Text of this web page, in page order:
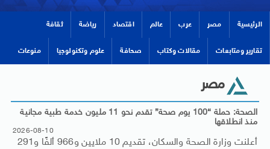
الرئيسية مصر عرب عالم اقتصاد رياضة ثقافة
تقارير ومتابعات مقالات وكتاب صحافة علوم وتكنولوجيا منوعات
مصر
الصحة: حملة “100 يوم صحة” تقدم نحو 11 مليون خدمة طبية مجانية
منذ انطلاقها
2026-08-10
أعلنت وزارة الصحة والسكان، تقديم 10 ملايين و966 ألفًا و291